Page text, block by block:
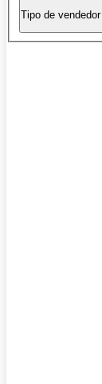
Tipo de vendedor